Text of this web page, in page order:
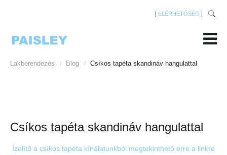
| ELÉRHETŐSÉG |
Lakberendezés / Blog / Csíkos tapéta skandináv hangulattal
Csíkos tapéta skandináv hangulattal
Ízelítő a csíkos tapéta kínálatunkból megtekinthető erre a linkre